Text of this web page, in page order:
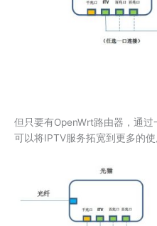
但只要有OpenWrt路由器，通
可以将IPTV服务拓宽到更多的使